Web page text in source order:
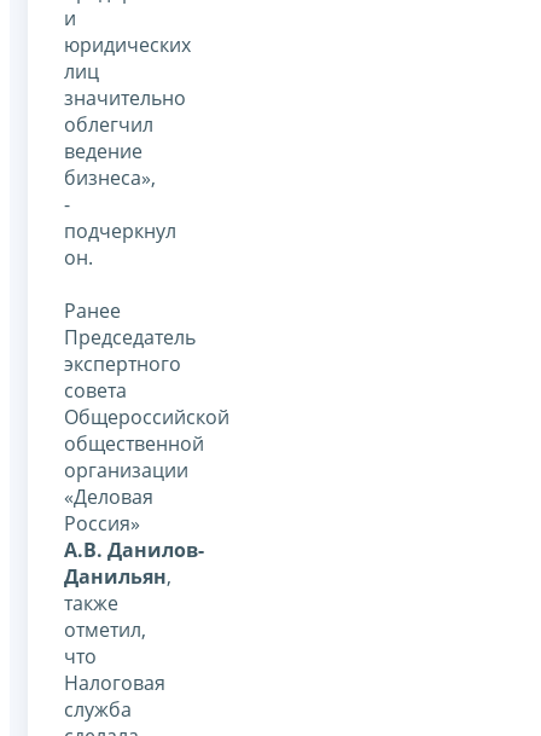
и
юридических
лиц
значительно
облегчил
ведение
бизнеса»,
-
подчеркнул
он.
Ранее
Председатель
экспертного
совета
Общероссийской
общественной
организации
«Деловая
Россия»
А.В. Данилов-
Данильян,
также
отметил,
что
Налоговая
служба